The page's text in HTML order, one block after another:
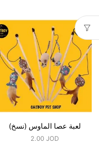
لعبة عصا الماوس (نسخ)
2.00 JOD